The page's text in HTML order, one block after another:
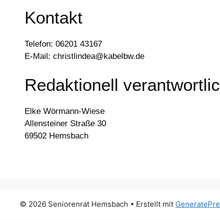
Kontakt
Telefon: 06201 43167
E-Mail: christlindea@kabelbw.de
Redaktionell
Elke Wörmann-Wiese
Allensteiner Straße 30
69502 Hemsbach
© 2026 Seniorenrat Hemsbach • Erstellt mit